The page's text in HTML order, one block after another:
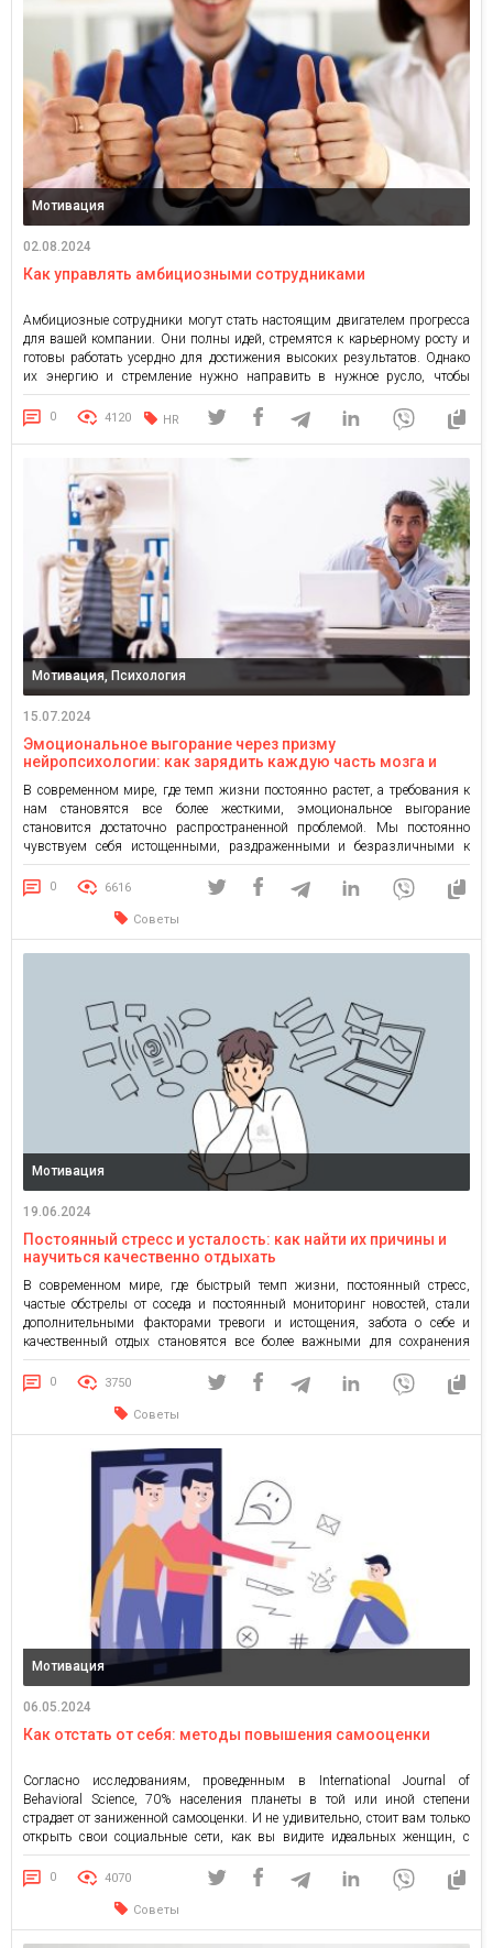
Мотивация
02.08.2024
Как управлять амбициозными сотрудниками
Амбициозные сотрудники могут стать настоящим двигателем прогресса
для вашей компании. Они полны идей, стремятся к карьерному росту и
готовы работать усердно для достижения высоких результатов. Однако
их энергию и стремление нужно направить в нужное русло, чтобы
избежать конфликтов и разочарований. В статье разберем, как
управлять амбициозными сотрудниками, чтобы они приносили
0 4120 HR
Мотивация, Психология
15.07.2024
Эмоциональное выгорание через призму
нейропсихологии: как зарядить каждую часть мозга и
В современном мире, где темп жизни постоянно растет, а требования к
нам становятся все более жесткими, эмоциональное выгорание
становится достаточно распространенной проблемой. Мы постоянно
чувствуем себя истощенными, раздраженными и безразличными к
тому, что когда-то нас увлекало. Знакомо ли вам это? Если да, знайте, что
вы не одиноки. К счастью, существуют методы и подходы, которые
0 6616
Советы
Мотивация
19.06.2024
Постоянный стресс и усталость: как найти их причины и
научиться качественно отдыхать
В современном мире, где быстрый темп жизни, постоянный стресс,
частые обстрелы от соседа и постоянный мониторинг новостей, стали
дополнительными факторами тревоги и истощения, забота о себе и
качественный отдых становятся все более важными для сохранения
физического и психического здоровья. Согласно исследованию Gradus
Research, более 70% украинцев испытывают стресс и сильную
нервозность. В то же время, […]
0 3750
Советы
Мотивация
06.05.2024
Как отстать от себя: методы повышения самооценки
Согласно исследованиям, проведенным в International Journal of
Behavioral Science, 70% населения планеты в той или иной степени
страдает от заниженной самооценки. И не удивительно, стоит вам только
открыть свои социальные сети, как вы видите идеальных женщин, с
красивым телом, очень успешных мужчин, даже детей, которые уже в
своем возрасте зарабатывают больше, чем многие из нас. […]
0 4070
Советы